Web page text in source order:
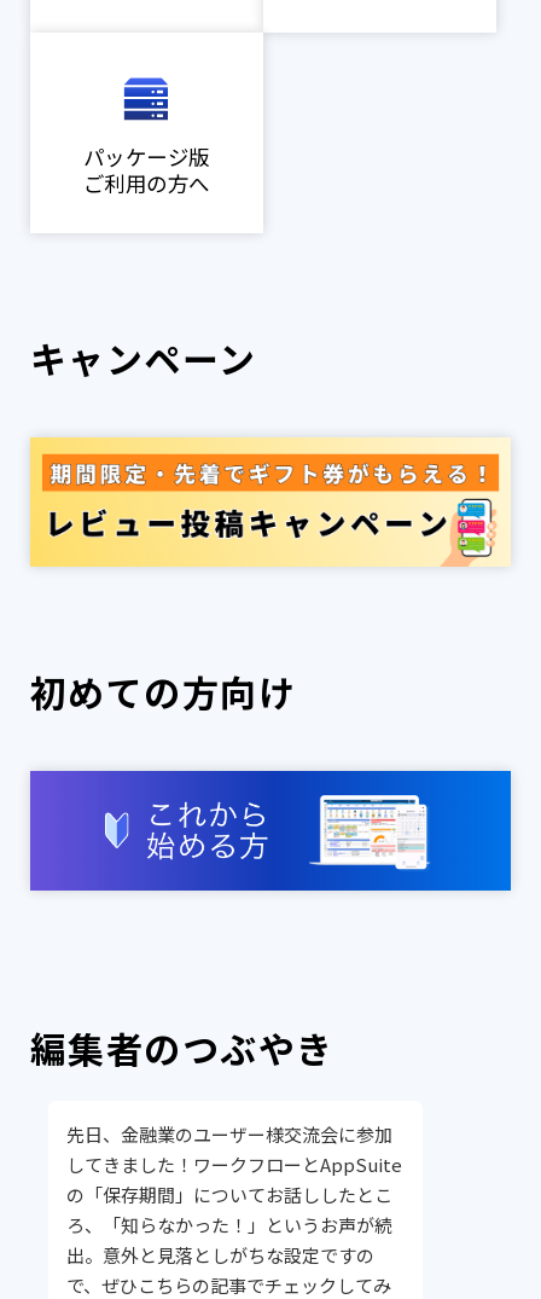
パッケージ版
ご利用の方へ
キャンペーン
初めての方向け
編集者のつぶやき
先日、金融業のユーザー様交流会に参加
してきました！ワークフローとAppSuite
の「保存期間」についてお話ししたとこ
ろ、「知らなかった！」というお声が続
出。意外と見落としがちな設定ですの
で、ぜひこちらの記事でチェックしてみ